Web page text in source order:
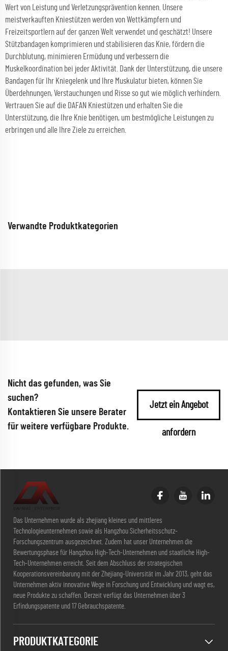
Wert von Leistung und Verletzungsprävention kennen. Unsere
meistverkauften Kniestützen werden von Wettkämpfern und
Freizeitsportlern auf der ganzen Welt verwendet und geschätzt! Unsere
Stützbandagen komprimieren und stabilisieren das Knie, fördern die
Durchblutung, minimieren Ermüdung und verbessern die
Muskelkoordination bei jeder Aktivität. Dank der Unterstützung, die unsere
Bandagen für Ihr Kniegelenk und Ihre Muskulatur bieten, können Sie
Überdehnungen, Verstauchungen und Risse so gut wie möglich verhindern.
Vertrauen Sie auf die DAFAN Kniestützen und erhalten Sie die
Unterstützung, die Ihre Knie benötigen, um bestmögliche Leistungen zu
erbringen und alle Ihre Ziele zu erreichen.
Verwandte Produktkategorien
Nicht das gefunden, was Sie
suchen?
Kontaktieren Sie unsere Berater
für weitere verfügbare Produkte.
Jetzt ein Angebot
anfordern
Das Unternehmen wurde als zhejiang kleines und mittleres
Technologieunternehmen sowie als Hangzhou Sicherheitsschutz-
Forschungszentrum ausgezeichnet. Zudem hat unser Unternehmen die
Bewertungsphase für Hangzhou High-Tech-Unternehmen und staatliche High-
Tech-Unternehmen erreicht. Seit dem Abschluss der strategischen
Kooperationsvereinbarung mit der Zhejiang-Universität im Jahr 2013, geht das
Unternehmen aktiv innovative Wege in Forschung und Entwicklung und wagt es,
neue Produkte zu schaffen. Derzeit verfügt das Unternehmen über 3
Erfindungspatente und 17 Gebrauchspatente.
PRODUKTKATEGORIE